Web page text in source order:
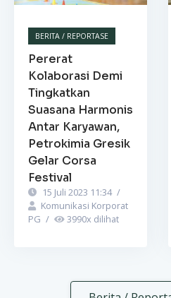
BERITA / REPORTASE
Pererat
Kolaborasi Demi
Tingkatkan
Suasana Harmonis
Antar Karyawan,
Petrokimia Gresik
Gelar Corsa
Festival
15 Juli 2023 11:34 /
Komunikasi Korporat
PG / 3990x dilihat